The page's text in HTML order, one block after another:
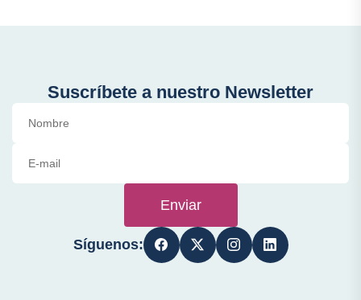
Suscríbete a nuestro Newsletter
Enviar
Síguenos: